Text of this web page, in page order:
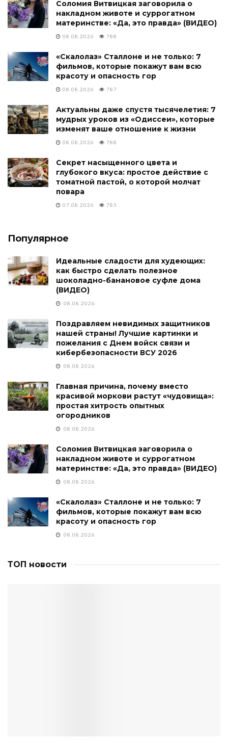
Соломия Витвицкая заговорила о
накладном животе и суррогатном
материнстве: «Да, это правда» (ВИДЕО)
08.08.2026 788
«Скалолаз» Сталлоне и не только: 7
фильмов, которые покажут вам всю
красоту и опасность гор
08.08.2026 787
Актуальны даже спустя тысячелетия: 7
мудрых уроков из «Одиссеи», которые
изменят ваше отношение к жизни
08.08.2026 788
Секрет насыщенного цвета и
глубокого вкуса: простое действие с
томатной пастой, о которой молчат
повара
07.08.2026 785
Популярное
Идеальные сладости для худеющих:
как быстро сделать полезное
шоколадно-банановое суфле дома
(ВИДЕО)
08.08.2026
Поздравляем невидимых защитников
нашей страны! Лучшие картинки и
пожелания с Днем войск связи и
кибербезопасности ВСУ 2026
08.08.2026
Главная причина, почему вместо
красивой моркови растут «чудовища»:
простая хитрость опытных
огородников
08.08.2026
Соломия Витвицкая заговорила о
накладном животе и суррогатном
материнстве: «Да, это правда» (ВИДЕО)
08.08.2026
«Скалолаз» Сталлоне и не только: 7
фильмов, которые покажут вам всю
красоту и опасность гор
08.08.2026
ТОП новости